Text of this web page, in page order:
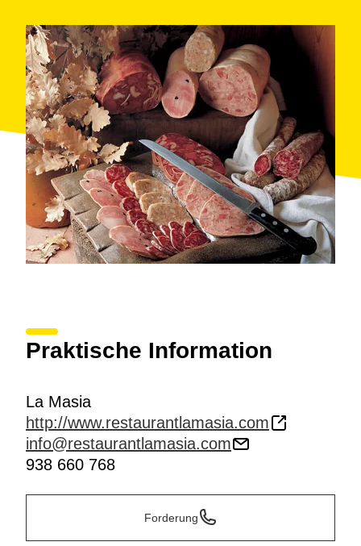
Praktische Information
La Masia
http://www.restaurantlamasia.com
info@restaurantlamasia.com
938 660 768
Forderung